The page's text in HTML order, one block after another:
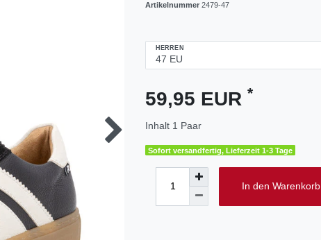
Artikelnummer 2479-47
HERREN
59,95 EUR *
Inhalt 1 Paar
Sofort versandfertig, Lieferzeit 1-3 Tage
In den Warenkorb